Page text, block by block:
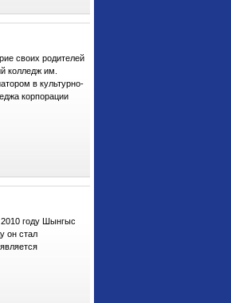
своих родителей
колледж им.
в культурно-
корпорации
году Шынгыс
он стал